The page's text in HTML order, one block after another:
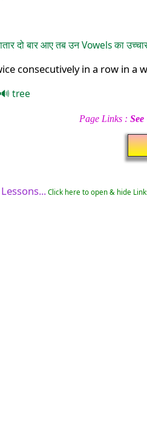
दो बार आए तब उन Vowels का
consecutively in a row in
tree
Page Links : See
Click here to open & hide